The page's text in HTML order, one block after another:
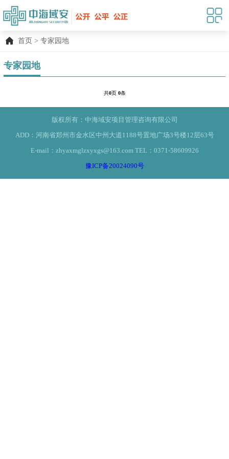
首页 >专家园地
专家园地
共0页 0条
版权所有：中海域安项目管理咨询有限公司
ADD：河南省郑州市金水区中州大道1188号置地广场3号楼12层63号
E-mail：zhyaxmglzxyxgs@163.com TEL：0371-58609926
豫ICP备20024090号